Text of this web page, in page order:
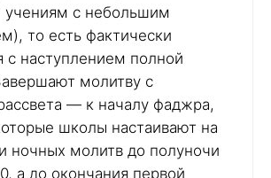
учениям с небольшим
то есть фактически
с наступлением полной
молитву с
— к началу фаджра,
школы настаивают на
ночных молитв до полуночи
а до окончания первой